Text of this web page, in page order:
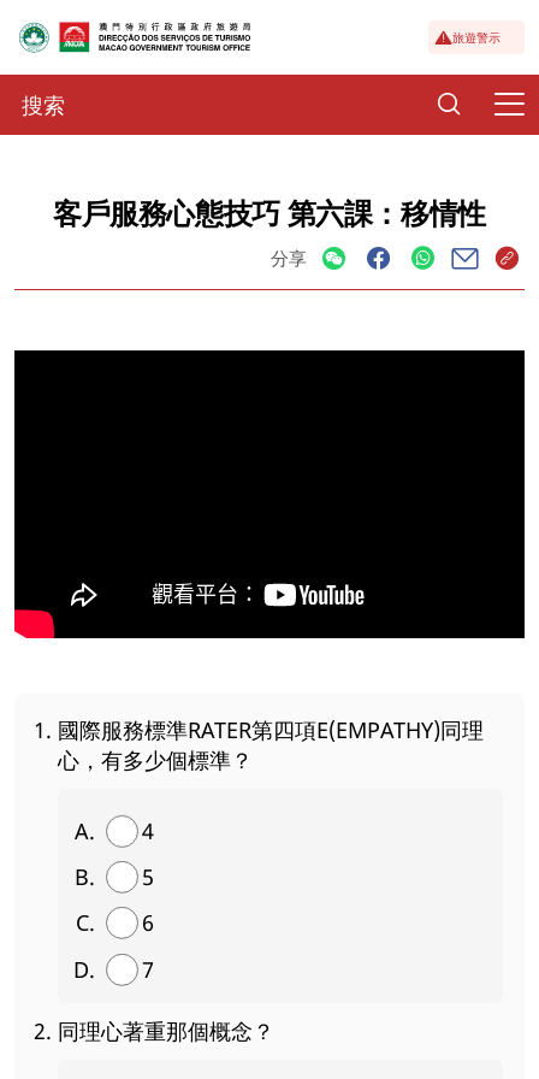
旅遊警示
客戶服務心態技巧 第六課：移情性
分享
國際服務標準RATER第四項E(EMPATHY)同理
心，有多少個標準？
4
5
6
7
同理心著重那個概念？